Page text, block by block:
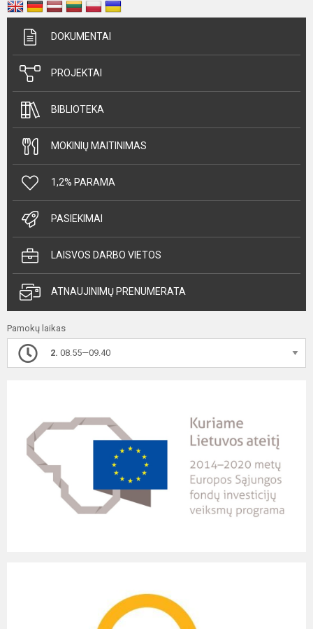
DOKUMENTAI
PROJEKTAI
BIBLIOTEKA
MOKINIŲ MAITINIMAS
1,2% PARAMA
PASIEKIMAI
LAISVOS DARBO VIETOS
ATNAUJINIMŲ PRENUMERATA
Pamokų laikas
2. 08.55—09.40